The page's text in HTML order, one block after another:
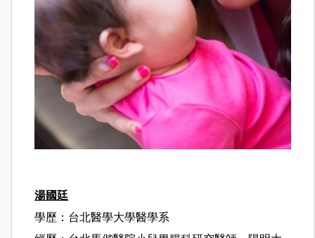
湯國廷
學歷： 台北醫學大學醫學系